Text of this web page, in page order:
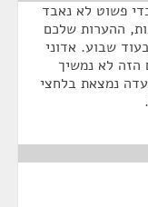
פשוט לא נאבד
ההערות שלכם
שבוע. אדוני
הזה לא נמשיך
נמצאת בלחצי